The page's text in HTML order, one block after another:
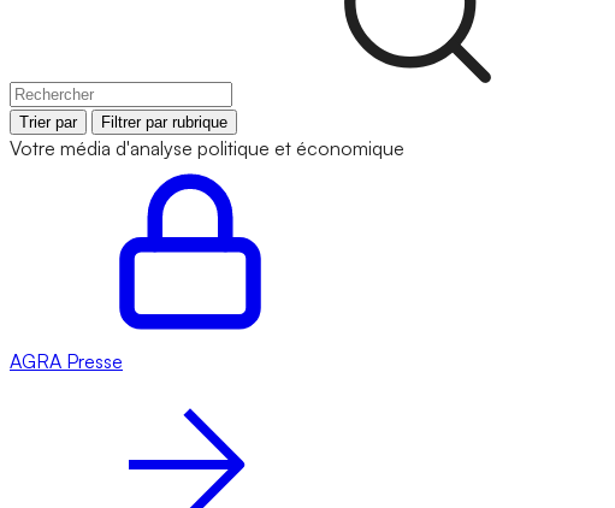
Trier par Filtrer par rubrique
Votre média d'analyse politique et économique
AGRA Presse